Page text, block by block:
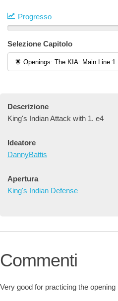
Progresso
Selezione Capitolo
Descrizione
King's Indian Attack with 1. e4
Ideatore
DannyBattis
Apertura
King's Indian Defense
Commenti
Very good for practicing the opening